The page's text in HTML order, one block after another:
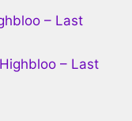
– Last
– Last